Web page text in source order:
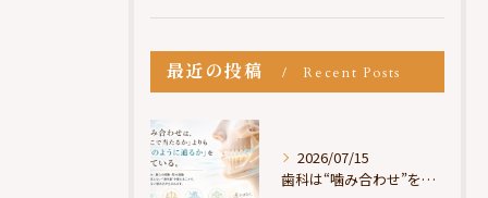
最近の投稿 Recent Posts
2026/07/15
歯科は“噛み合わせ”を見ているが、身体は“通り道”を見ている